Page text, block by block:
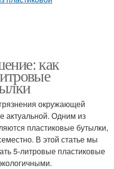
как
окружающей
актуальной. Одним из
пластиковые бутылки,
В этой статье мы
5-литровые пластиковые